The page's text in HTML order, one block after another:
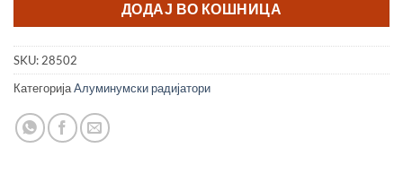
ДОДАЈ ВО КОШНИЦА
SKU: 28502
КатегоријаAлуминумски радијатори